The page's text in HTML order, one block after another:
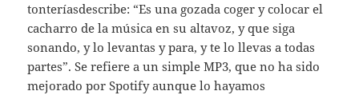
tonteríasdescribe: “Es una gozada coger y colocar el
cacharro de la música en su altavoz, y que siga
sonando, y lo levantas y para, y te lo llevas a todas
partes”. Se refiere a un simple MP3, que no ha sido
mejorado por Spotify aunque lo hayamos